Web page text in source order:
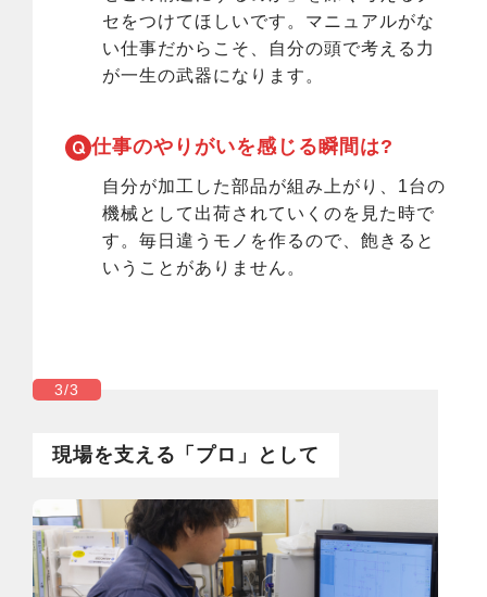
セをつけてほしいです。マニュアルがな
い仕事だからこそ、自分の頭で考える力
が一生の武器になります。
仕事のやりがいを感じる瞬間は?
自分が加工した部品が組み上がり、1台の
機械として出荷されていくのを見た時で
す。毎日違うモノを作るので、飽きると
いうことがありません。
3/3
現場を支える「プロ」として